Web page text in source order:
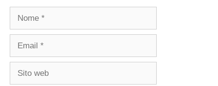
Nome
Email
Sito